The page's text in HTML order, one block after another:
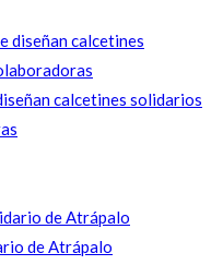
calcetines solidarios
de Atrápalo